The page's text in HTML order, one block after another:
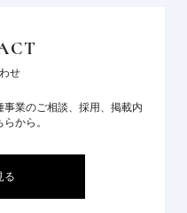
せ
業のご相談、採用、掲載内
から。
る